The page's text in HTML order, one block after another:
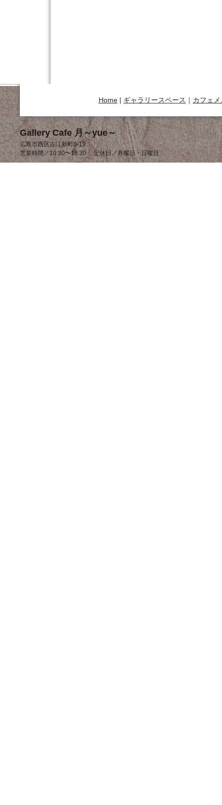
Home | ギャラリースペース ｜ カフェ
Gallery Cafe 月～yue～
広島市西区古江新町8-19
営業時間／10:30〜18:30 定休日／月曜日・日曜日